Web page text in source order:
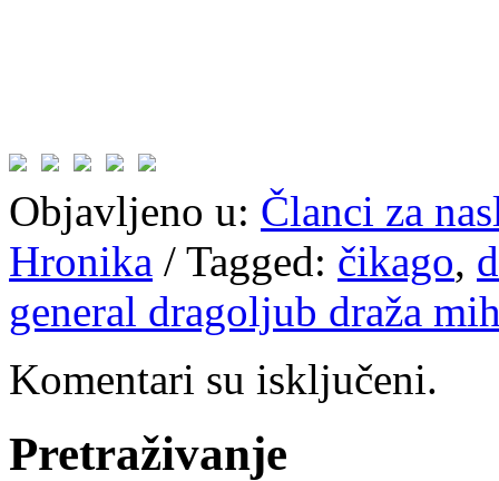
Objavljeno u: Članci za
Hronika / Tagged: čikago,
general dragoljub draža
Komentari su isključeni.
Pretraživanje